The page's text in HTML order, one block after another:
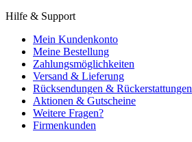
Hilfe & Support
Mein Kundenkonto
Meine Bestellung
Zahlungsmöglichkeiten
Versand & Lieferung
Rücksendungen & Rückerstattungen
Aktionen & Gutscheine
Weitere Fragen?
Firmenkunden